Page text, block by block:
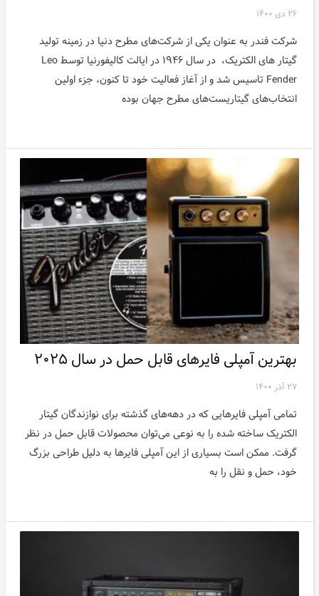
۲۶ دی ۱۴۰۰
شرکت فندر به عنوان یکی از شرکت‌های مطرح دنیا در زمینه تولید
گیتار های الکتریک، در سال ۱۹۴۶ در ایالت کالیفورنیا توسط Leo
Fender تاسیس شد و از آغاز فعالیت خود تا کنون، جزء اولین
انتخاب‌های گیتاریست‌های مطرح جهان بوده
بهترین آمپلی فایرهای قابل حمل در سال ۲۰۲۵
۲۷ آذر ۱۴۰۰
تمامی آمپلی فایر‌هایی که در دهه‌های گذشته برای نوازندگان گیتار
الکتریک ساخته شده را به نوعی می‌توان محصولات قابل حمل در نظر
گرفت. ممکن است بسیاری از این آمپلی فایر‌ها به دلیل طراحی بزرگ
خود، حمل و نقل را به